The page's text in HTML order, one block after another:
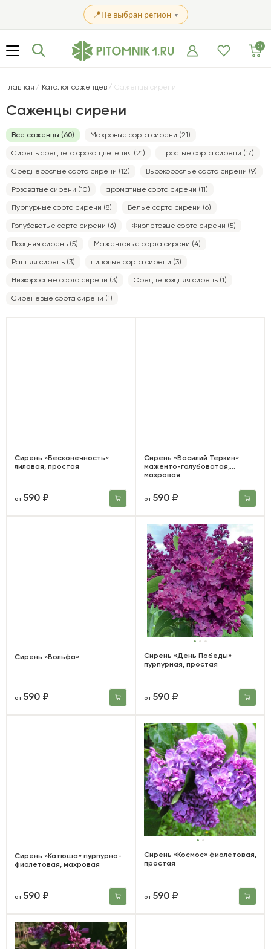
📍Не выбран регион ▼
0
Главная Каталог саженцев Саженцы сирени
Саженцы сирени
Все саженцы (60) Махровые сорта сирени (21)
Сирень среднего срока цветения (21) Простые сорта сирени (17)
Среднерослые сорта сирени (12) Высокорослые сорта сирени (9)
Розоватые сирени (10) ароматные сорта сирени (11)
Пурпурные сорта сирени (8) Белые сорта сирени (6)
Голубоватые сорта сирени (6) Фиолетовые сорта сирени (5)
Поздняя сирень (5) Мажентовые сорта сирени (4)
Ранняя сирень (3) лиловые сорта сирени (3)
Низкорослые сорта сирени (3) Среднепоздняя сирень (1)
Сиреневые сорта сирени (1)
Сирень «Бесконечность»
лиловая, простая
от590 ₽
Сирень «Василий Теркин»
маженто-голубоватая,
махровая
от590 ₽
Сирень «Вольфа»
от590 ₽
Сирень «День Победы»
пурпурная, простая
от590 ₽
Сирень «Катюша» пурпурно-
фиолетовая, махровая
от590 ₽
Сирень «Космос» фиолетовая,
простая
от590 ₽